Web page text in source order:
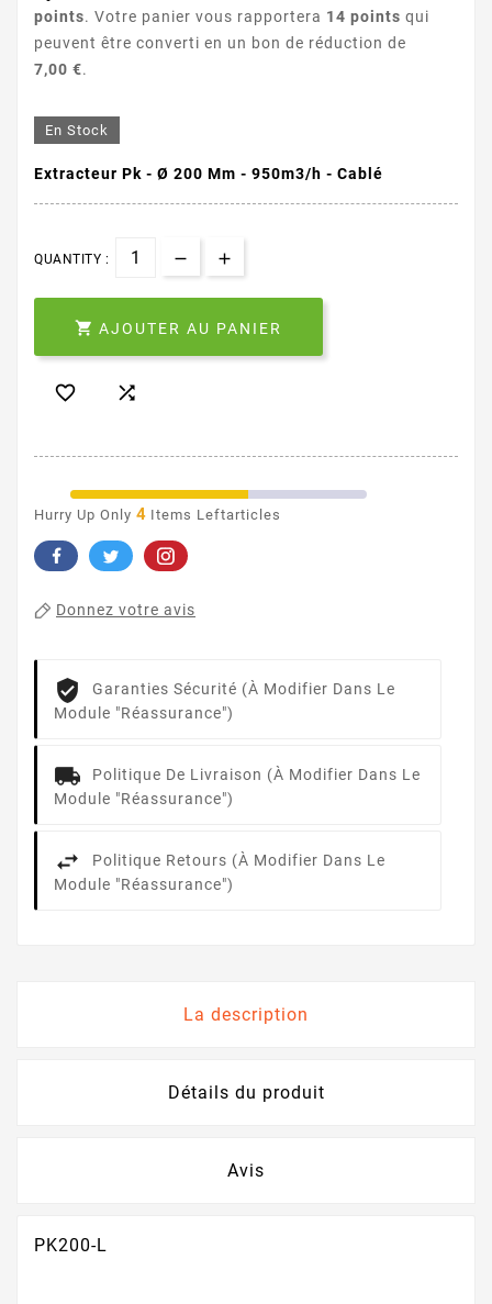
points. Votre panier vous rapportera 14 points qui
peuvent être converti en un bon de réduction de
7,00 €.
En Stock
Extracteur Pk - Ø 200 Mm - 950m3/h - Cablé
QUANTITY :
 AJOUTER AU PANIER
 
Hurry Up Only 4 Items Leftarticles
Donnez votre avis
Garanties Sécurité (à Modifier Dans Le
Module "Réassurance")
Politique De Livraison (à Modifier Dans Le
Module "Réassurance")
Politique Retours (à Modifier Dans Le
Module "Réassurance")
La description
Détails du produit
Avis
PK200-L